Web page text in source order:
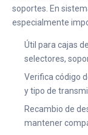
soportes. En
especialmente
Útil para cajas
selectores,
Verifica código
y tipo de
Recambio de
mantener